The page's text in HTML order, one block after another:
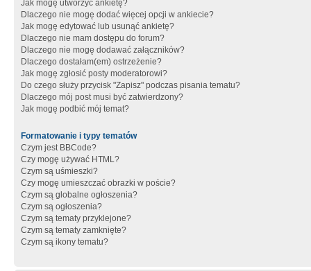
Jak mogę utworzyć ankietę?
Dlaczego nie mogę dodać więcej opcji w ankiecie?
Jak mogę edytować lub usunąć ankietę?
Dlaczego nie mam dostępu do forum?
Dlaczego nie mogę dodawać załączników?
Dlaczego dostałam(em) ostrzeżenie?
Jak mogę zgłosić posty moderatorowi?
Do czego służy przycisk "Zapisz" podczas pisania tematu?
Dlaczego mój post musi być zatwierdzony?
Jak mogę podbić mój temat?
Formatowanie i typy tematów
Czym jest BBCode?
Czy mogę używać HTML?
Czym są uśmieszki?
Czy mogę umieszczać obrazki w poście?
Czym są globalne ogłoszenia?
Czym są ogłoszenia?
Czym są tematy przyklejone?
Czym są tematy zamknięte?
Czym są ikony tematu?